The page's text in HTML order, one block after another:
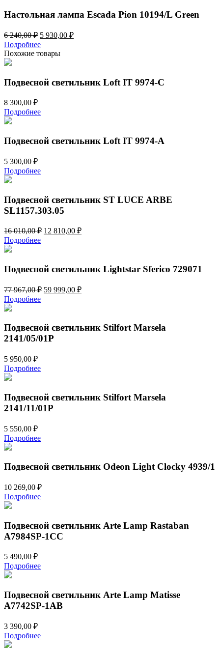
Настольная лампа Escada Pion 10194/L Green
6 240,00₽ Первоначальная
цена
составляла
5 930,00 ₽Текущая
Подробнее
Похожие товары
Подвесной светильник Loft IT 9974-C
8 300,00 ₽
Подробнее
Подвесной светильник Loft IT 9974-A
5 300,00 ₽
Подробнее
Подвесной светильник ST LUCE ARBE
SL1157.303.05
16 010,00₽ Первоначальная
010,00 ₽.
12 810,00 ₽Текущая
Подробнее
Подвесной светильник Lightstar Sferico 729071
77 967,00₽ Первоначальная
967,00 ₽.
59 999,00 ₽Текущая
Подробнее
Подвесной светильник Stilfort Marsela
2141/05/01P
5 950,00 ₽
Подробнее
Подвесной светильник Stilfort Marsela
2141/11/01P
5 550,00 ₽
Подробнее
Подвесной светильник Odeon Light Clocky 4939/1
10 269,00 ₽
Подробнее
Подвесной светильник Arte Lamp Rastaban
A7984SP-1CC
5 490,00 ₽
Подробнее
Подвесной светильник Arte Lamp Matisse
A7742SP-1AB
3 390,00 ₽
Подробнее